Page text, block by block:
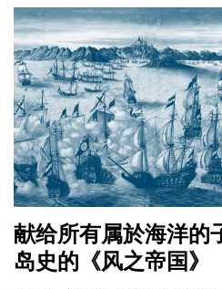
献给所有属於海洋的
岛史的《风之帝国》